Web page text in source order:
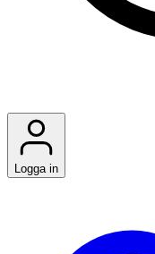
Logga in